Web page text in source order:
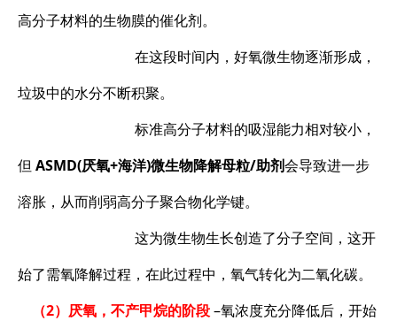
高分子材料的生物膜的催化剂。
在这段时间内，好氧微生物逐渐形成，
垃圾中的水分不断积聚。
标准高分子材料的吸湿能力相对较小，
但 ASMD(厌氧+海洋)微生物降解母粒/助剂会导致进一步
溶胀，从而削弱高分子聚合物化学键。
这为微生物生长创造了分子空间，这开
始了需氧降解过程，在此过程中，氧气转化为二氧化碳。
（2）厌氧，不产甲烷的阶段–氧浓度充分降低后，开始